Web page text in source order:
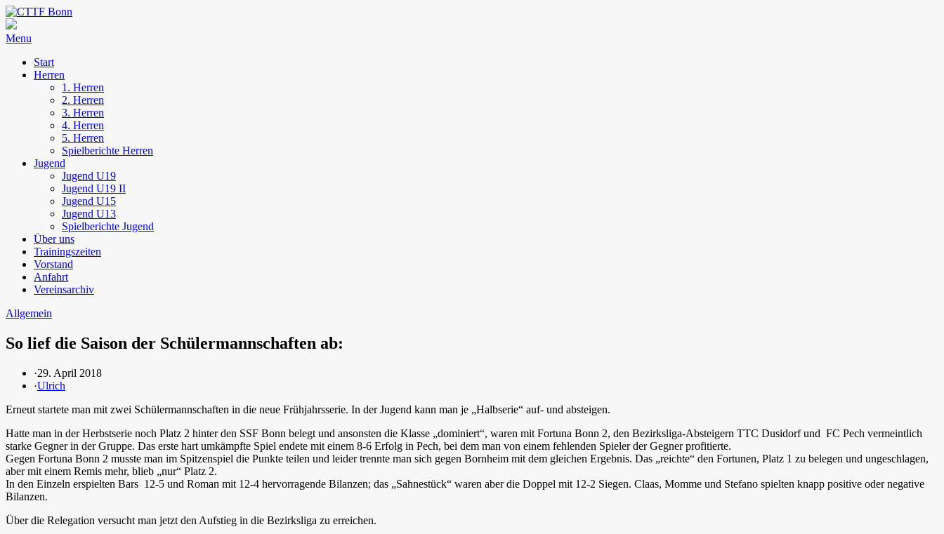
Menu
Start
Herren
1. Herren
2. Herren
3. Herren
4. Herren
5. Herren
Spielberichte Herren
Jugend
Jugend U19
Jugend U19 II
Jugend U15
Jugend U13
Spielberichte Jugend
Über uns
Trainingszeiten
Vorstand
Anfahrt
Vereinsarchiv
Allgemein
So lief die Saison der Schülermannschaften ab:
·29. April 2018
·Ulrich
Erneut startete man mit zwei Schülermannschaften in die neue Frühjahrsserie. In der Jugend kann man je „Halbserie“ auf- und absteigen.
Hatte man in der Herbstserie noch Platz 2 hinter den SSF Bonn belegt und ansonsten die Klasse „dominiert“, waren mit Fortuna Bonn 2, den Bezirksliga-Absteigern TTC Dusidorf und FC Pech vermeintlich
starke Gegner in der Gruppe. Das erste hart umkämpfte Spiel endete mit einem 8-6 Erfolg in Pech, bei dem man von einem fehlenden Spieler der Gegner profitierte.
Gegen Fortuna Bonn 2 musste man im Spitzenspiel die Punkte teilen und leider trennte man sich gegen Bornheim mit dem gleichen Ergebnis. Das „reichte“ den Fortunen, Platz 1 zu belegen und ungeschlagen,
aber mit einem Remis mehr, blieb „nur“ Platz 2.
In den Einzeln erspielten Bars 12-5 und Roman mit 12-4 hervorragende Bilanzen; das „Sahnestück“ waren aber die Doppel mit 12-2 Siegen. Claas, Momme und Stefano spielten knapp positive oder negative
Bilanzen.
Über die Relegation versucht man jetzt den Aufstieg in die Bezirksliga zu erreichen.